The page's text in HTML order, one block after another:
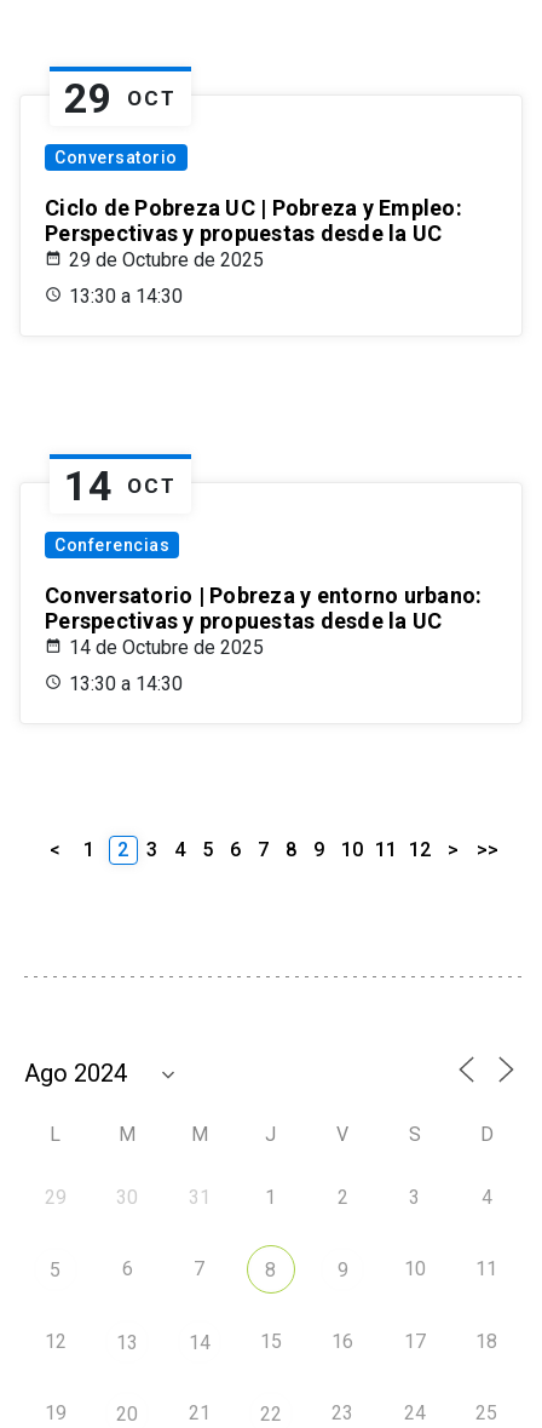
29 OCT
Conversatorio
Ciclo de Pobreza UC | Pobreza y Empleo:
Perspectivas y propuestas desde la UC
29 de Octubre de 2025
13:30 a 14:30
14 OCT
Conferencias
Conversatorio | Pobreza y entorno urbano:
Perspectivas y propuestas desde la UC
14 de Octubre de 2025
13:30 a 14:30
< 1 2 3 4 5 6 7 8 9 10 11 12 > >>
L M M J V S D
29 30 31 1 2 3 4
5 6 7 8 9 10 11
12 13 14 15 16 17 18
19 20 21 22 23 24 25